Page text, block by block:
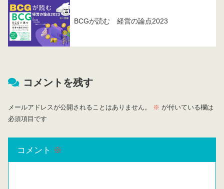
BCGが読む 経営の論点2023
コメントを残す
メールアドレスが公開されることはありません。 ※ が付いている欄は
必須項目です
コメント ※